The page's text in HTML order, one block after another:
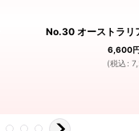
No.30 オーストラリ
6,600
(税込 :